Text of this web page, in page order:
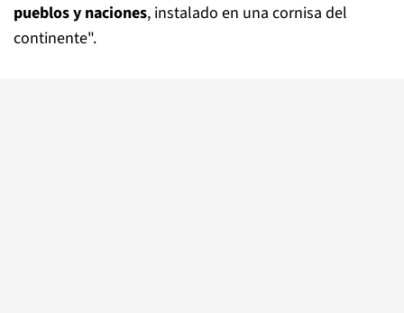
pueblos y naciones, instalado en una cornisa del
continente".